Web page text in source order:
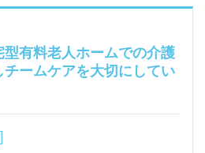
有料老人ホームでの介護
ームケアを大切にしてい